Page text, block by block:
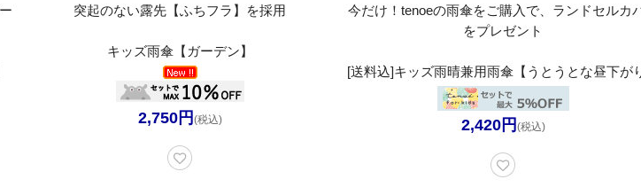
突起のない露先【ふちフラ】を採用
キッズ雨傘【ガーデン】
2,750円 (税込)
今だけ！tenoeの雨傘をご購入で、ランドセルカ
をプレゼント
[送料込]キッズ雨晴兼用雨傘【うとうとな昼下が
2,420円 (税込)